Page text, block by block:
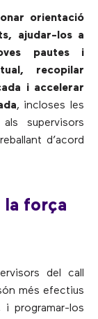
orientació
ajudar-los a
pautes i
recopilar
i accelerar
, incloses les
supervisors
d’acord
la força
del call
més efectius
programar-los